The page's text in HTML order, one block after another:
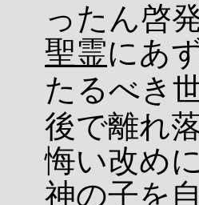
ったん啓
聖霊にあ
たるべき
後で離れ
悔い改め
神の子を